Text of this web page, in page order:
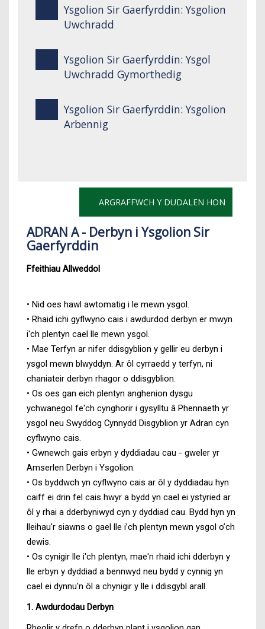
Ysgolion Sir Gaerfyrddin: Ysgolion
Uwchradd
Ysgolion Sir Gaerfyrddin: Ysgol
Uwchradd Gymorthedig
Ysgolion Sir Gaerfyrddin: Ysgolion
Arbennig
ARGRAFFWCH Y DUDALEN HON
ADRAN A - Derbyn i Ysgolion Sir
Gaerfyrddin
Ffeithiau Allweddol
• Nid oes hawl awtomatig i le mewn ysgol.
• Rhaid ichi gyflwyno cais i awdurdod derbyn er mwyn
i'ch plentyn cael lle mewn ysgol.
• Mae Terfyn ar nifer ddisgyblion y gellir eu derbyn i
ysgol mewn blwyddyn. Ar ôl cyrraedd y terfyn, ni
chaniateir derbyn rhagor o ddisgyblion.
• Os oes gan eich plentyn anghenion dysgu
ychwanegol fe'ch cynghorir i gysylltu â Phennaeth yr
ysgol neu Swyddog Cynnydd Disgyblion yr Adran cyn
cyflwyno cais.
• Gwnewch gais erbyn y dyddiadau cau - gweler yr
Amserlen Derbyn i Ysgolion.
• Os byddwch yn cyflwyno cais ar ôl y dyddiadau hyn
caiff ei drin fel cais hwyr a bydd yn cael ei ystyried ar
ôl y rhai a dderbyniwyd cyn y dyddiad cau. Bydd hyn yn
lleihau'r siawns o gael lle i’ch plentyn mewn ysgol o’ch
dewis.
• Os cynigir lle i'ch plentyn, mae'n rhaid ichi dderbyn y
lle erbyn y dyddiad a bennwyd neu bydd y cynnig yn
cael ei dynnu'n ôl a chynigir y lle i ddisgybl arall.
1. Awdurdodau Derbyn